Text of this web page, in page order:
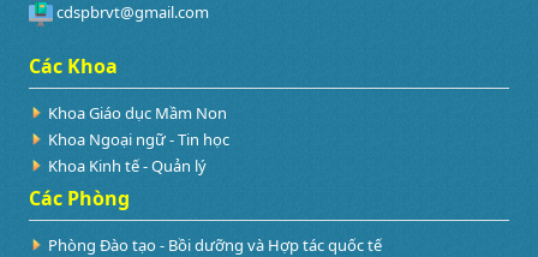
cdspbrvt@gmail.com
Các Khoa
Khoa Giáo dục Mầm Non
Khoa Ngoại ngữ - Tin học
Khoa Kinh tế - Quản lý
Các Phòng
Phòng Đào tạo - Bồi dưỡng và Hợp tác quốc tế